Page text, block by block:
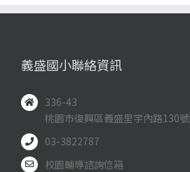
義盛國小聯絡資訊
336-43
桃園市復興區義盛里宇內路130號
03-3822787
校園輔導諮詢信箱